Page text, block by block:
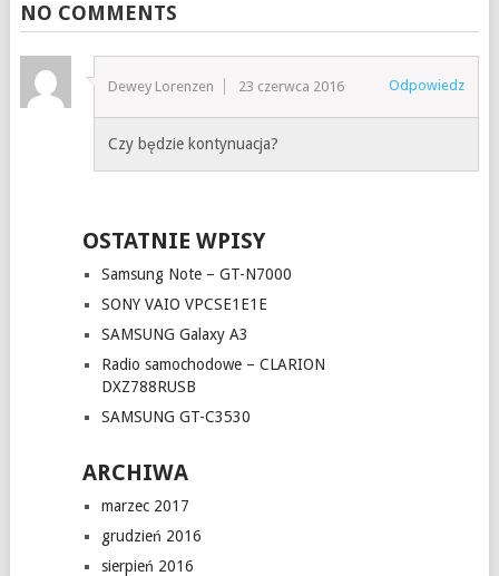
NO COMMENTS
Dewey Lorenzen 23 czerwca 2016 Odpowiedz
Czy będzie kontynuacja?
OSTATNIE WPISY
Samsung Note – GT-N7000
SONY VAIO VPCSE1E1E
SAMSUNG Galaxy A3
Radio samochodowe – CLARION
DXZ788RUSB
SAMSUNG GT-C3530
ARCHIWA
marzec 2017
grudzień 2016
sierpień 2016